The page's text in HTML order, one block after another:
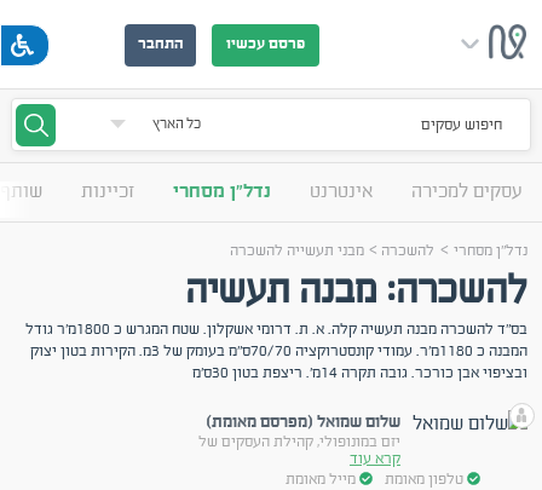
פרסם עכשיו התחבר
חיפוש עסקים
עסקים למכירה אינטרנט נדל"ן מסחרי זכיינות
נדל"ן מסחרי> להשכרה >מבני תעשייה להשכרה
להשכרה: מבנה תעשיה
בס"ד להשכרה מבנה תעשיה קלה. א. ת. דרומי אשקלון. שטח המגרש כ 1800מ'ר גודל
המבנה כ 1180מ'ר. עמודי קונסטרוקציה 70/70ס"מ בעומק של 3מ. הקירות בטון יצוק
ובציפוי אבן כורכר. גובה תקרה 14מ'. ריצפת בטון 30ס'מ
שלום שמואל (מפרסם מאומת)
יזם במונופולי, קהילת העסקים של
קרא עוד
טלפון מאומת
מייל מאומת